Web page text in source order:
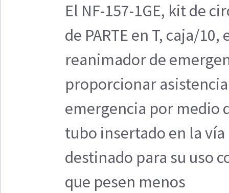
El NF-157-1GE, kit de
de PARTE en T, caja/
reanimador de
proporcionar
emergencia por medio
tubo insertado en la
destinado para su uso
que pesen menos